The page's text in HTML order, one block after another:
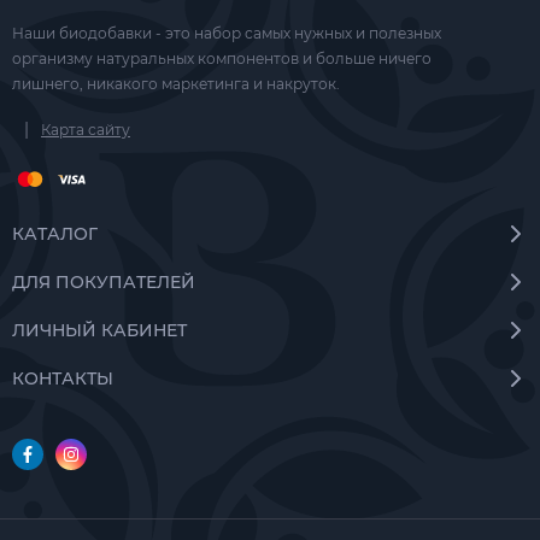
функциональное состояние щитовидной железы.
систему и способствует стабилизации общего
противовоспалительное действие и улучшает
метаболические процессы.
Шалфей и парило обычное: Способствуют очищению
мягкое успокаивающее действие на нервную систему.
Кому подходит этот комплекс?
Добавка Тайройд Brionel рекомендована как
Наши биодобавки - это набор самых нужных и полезных
организму натуральных компонентов и больше ничего
лишнего, никакого маркетинга и накруток.
| Карта сайту
КАТАЛОГ
ДЛЯ ПОКУПАТЕЛЕЙ
ЛИЧНЫЙ КАБИНЕТ
КОНТАКТЫ